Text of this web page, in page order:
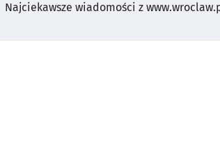
Najciekawsze wiadomości z